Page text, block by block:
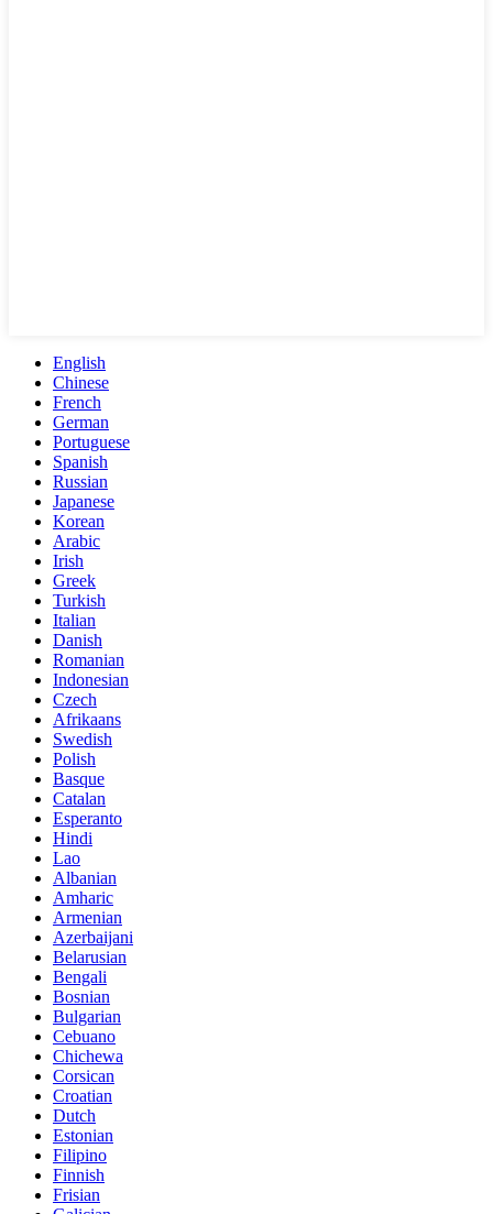
English
Chinese
French
German
Portuguese
Spanish
Russian
Japanese
Korean
Arabic
Irish
Greek
Turkish
Italian
Danish
Romanian
Indonesian
Czech
Afrikaans
Swedish
Polish
Basque
Catalan
Esperanto
Hindi
Lao
Albanian
Amharic
Armenian
Azerbaijani
Belarusian
Bengali
Bosnian
Bulgarian
Cebuano
Chichewa
Corsican
Croatian
Dutch
Estonian
Filipino
Finnish
Frisian